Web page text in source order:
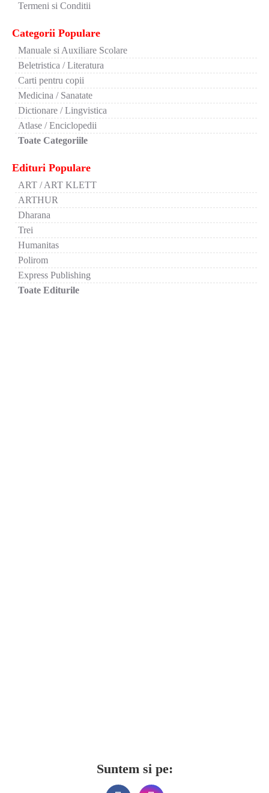
Termeni si Conditii
Categorii Populare
Manuale si Auxiliare Scolare
Beletristica / Literatura
Carti pentru copii
Medicina / Sanatate
Dictionare / Lingvistica
Atlase / Enciclopedii
Toate Categoriile
Edituri Populare
ART / ART KLETT
ARTHUR
Dharana
Trei
Humanitas
Polirom
Express Publishing
Toate Editurile
Suntem si pe: